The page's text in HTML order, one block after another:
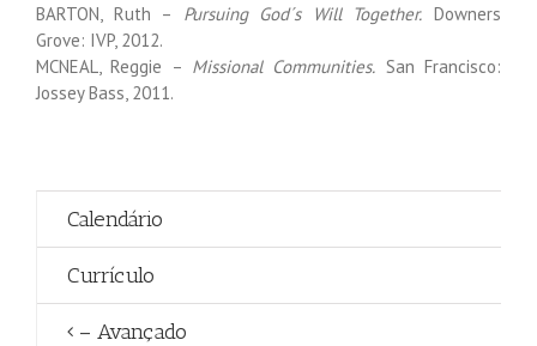
BARTON, Ruth – Pursuing God´s Will Together. Downers
Grove: IVP, 2012.
MCNEAL, Reggie – Missional Communities. San Francisco:
Jossey Bass, 2011.
Calendário
Currículo
– Avançado